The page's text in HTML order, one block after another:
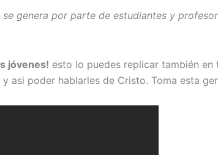
genera por parte de estudiantes y
jóvenes! esto lo puedes replicar también
asi poder hablarles de Cristo. Toma esta